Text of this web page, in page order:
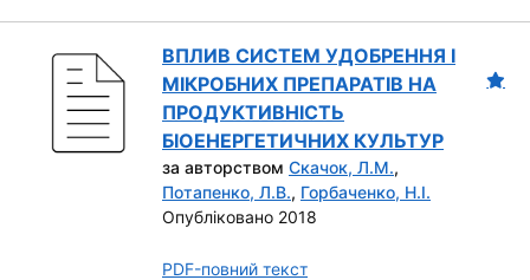
ВПЛИВ СИСТЕМ УДОБРЕННЯ І
МІКРОБНИХ ПРЕПАРАТІВ НА
ПРОДУКТИВНІСТЬ
БІОЕНЕРГЕТИЧНИХ КУЛЬТУР
за авторством Скачок, Л.М.,
Потапенко, Л.В., Горбаченко, Н.І.
Опубліковано 2018
PDF-повний текст